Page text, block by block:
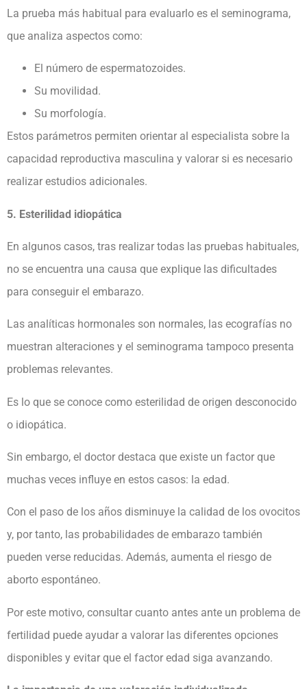
La prueba más habitual para evaluarlo es el seminograma,
que analiza aspectos como:
El número de espermatozoides.
Su movilidad.
Su morfología.
Estos parámetros permiten orientar al especialista sobre la
capacidad reproductiva masculina y valorar si es necesario
realizar estudios adicionales.
5. Esterilidad idiopática
En algunos casos, tras realizar todas las pruebas habituales,
no se encuentra una causa que explique las dificultades
para conseguir el embarazo.
Las analíticas hormonales son normales, las ecografías no
muestran alteraciones y el seminograma tampoco presenta
problemas relevantes.
Es lo que se conoce como esterilidad de origen desconocido
o idiopática.
Sin embargo, el doctor destaca que existe un factor que
muchas veces influye en estos casos: la edad.
Con el paso de los años disminuye la calidad de los ovocitos
y, por tanto, las probabilidades de embarazo también
pueden verse reducidas. Además, aumenta el riesgo de
aborto espontáneo.
Por este motivo, consultar cuanto antes ante un problema de
fertilidad puede ayudar a valorar las diferentes opciones
disponibles y evitar que el factor edad siga avanzando.